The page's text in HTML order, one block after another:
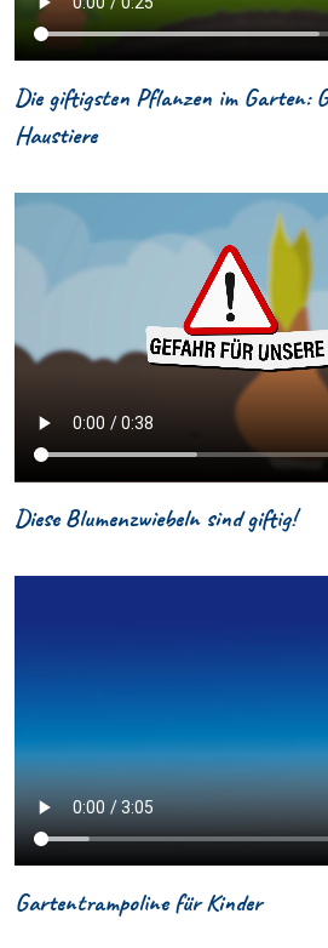
Die giftigsten Pflanzen im Garten:
Haustiere
Diese Blumenzwiebeln sind giftig!
Gartentrampoline für Kinder